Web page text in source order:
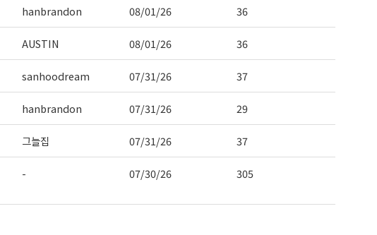
hanbrandon 08/01/26 36
AUSTIN 08/01/26 36
sanhoodream 07/31/26 37
hanbrandon 07/31/26 29
그늘집 07/31/26 37
- 07/30/26 305